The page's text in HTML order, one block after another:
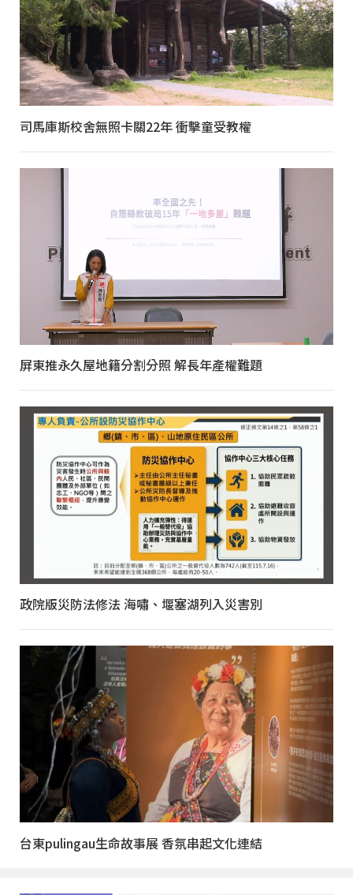
司馬庫斯校舍無照卡關22年 衝擊童受教權
屏東推永久屋地籍分割分照 解長年產權難題
政院版災防法修法 海嘯、堰塞湖列入災害別
台東pulingau生命故事展 香氛串起文化連結